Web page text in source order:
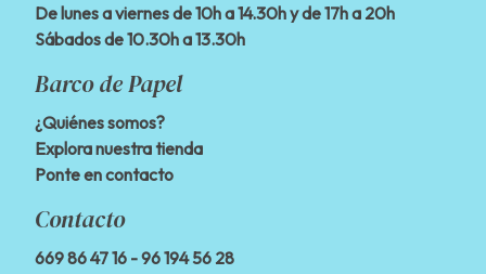
De lunes a viernes de 10h a 14.30h y de 17h a 20h
Sábados de 10.30h a 13.30h
Barco de Papel
¿Quiénes somos?
Explora nuestra tienda
Ponte en contacto
Contacto
669 86 47 16 - 96 194 56 28